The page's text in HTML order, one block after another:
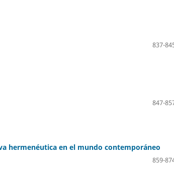
837-
847-
hermenéutica en el mundo contemporáneo
859-